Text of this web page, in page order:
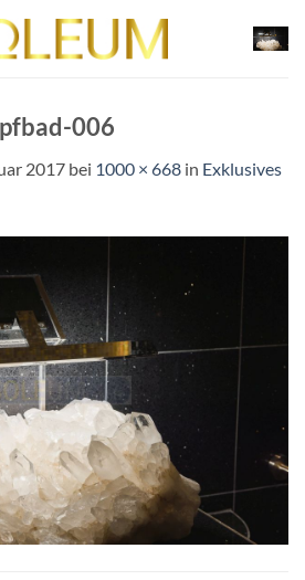
006
2017 bei 1000 × 668 in Exklusives